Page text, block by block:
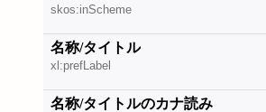
skos:inScheme
名称/タイトル
xl:prefLabel
名称/タイトルのカナ読み